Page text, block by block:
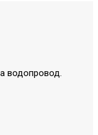
водопровод.